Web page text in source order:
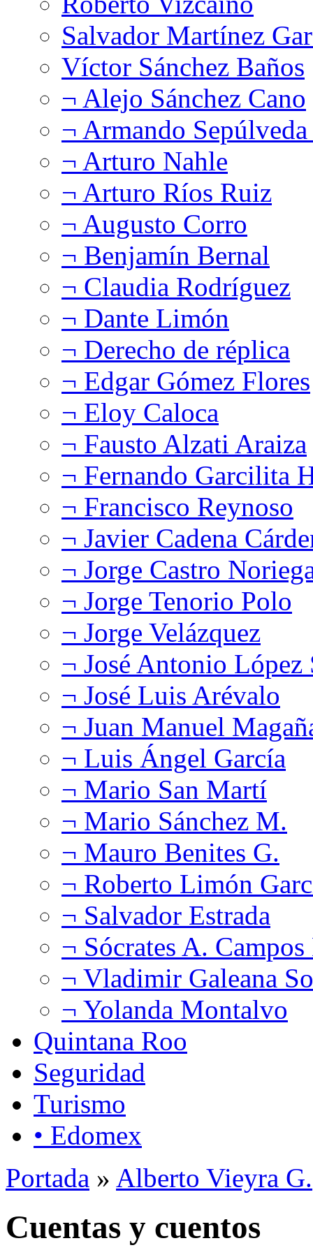
Salvador Martínez
Víctor Sánchez Baños
¬ Alejo Sánchez Cano
¬ Armando
¬ Arturo Nahle
¬ Arturo Ríos Ruiz
¬ Augusto Corro
¬ Benjamín Bernal
¬ Claudia Rodríguez
¬ Dante Limón
¬ Derecho de réplica
¬ Edgar Gómez Flores
¬ Eloy Caloca
¬ Fausto Alzati Araiza
¬ Fernando Garcilita
¬ Francisco Reynoso
¬ Javier Cadena
¬ Jorge Castro
¬ Jorge Tenorio Polo
¬ Jorge Velázquez
¬ José Antonio López
¬ José Luis Arévalo
¬ Juan Manuel
¬ Luis Ángel García
¬ Mario San Martí
¬ Mario Sánchez M.
¬ Mauro Benites G.
¬ Roberto Limón
¬ Salvador Estrada
¬ Sócrates A.
¬ Vladimir Galeana
¬ Yolanda Montalvo
Quintana Roo
Seguridad
Turismo
• Edomex
Portada » Alberto Vieyra G.
Cuentas y cuentos